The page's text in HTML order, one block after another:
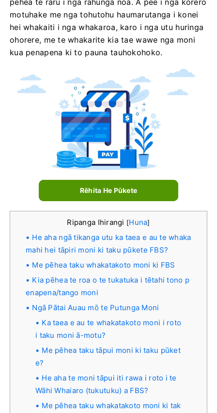
pehea te raru i nga rahunga noa. A pee i nga korero
motuhake me nga tohutohu haumarutanga i konei
hei whakaiti i nga whakaroa, karo i nga utu huringa
ohorere, me te whakarite kia tae wawe nga moni
kua penapena ki to pauna tauhokohoko.
Rēhita He Pūkete
Ripanga Ihirangi [Huna]
He aha ngā tikanga utu ka taea e au te whaka
mahi hei tāpiri moni ki taku pūkete FBS?
Me pēhea taku whakatakoto moni ki FBS
Kia pēhea te roa o te tukatuka i tētahi tono p
enapena/tango moni
Ngā Pātai Auau mō te Putunga Moni
Ka taea e au te whakatakoto moni i roto
i taku moni ā-motu?
Me pēhea taku tāpui moni ki taku pūket
e?
He aha te moni tāpui iti rawa i roto i te
Wāhi Whaiaro (tukutuku) a FBS?
Me pēhea taku whakatakoto moni ki tak